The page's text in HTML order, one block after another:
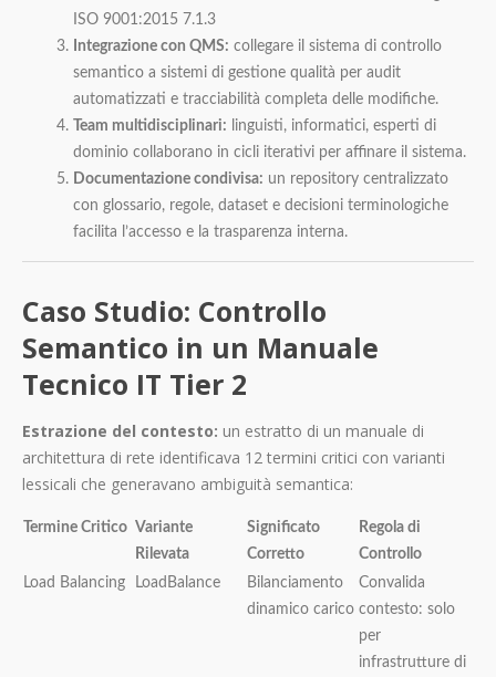
ISO 9001:2015 7.1.3
Integrazione con QMS: collegare il sistema di controllo
semantico a sistemi di gestione qualità per audit
automatizzati e tracciabilità completa delle modifiche.
Team multidisciplinari: linguisti, informatici, esperti di
dominio collaborano in cicli iterativi per affinare il sistema.
Documentazione condivisa: un repository centralizzato
con glossario, regole, dataset e decisioni terminologiche
facilita l’accesso e la trasparenza interna.
Caso Studio: Controllo
Semantico in un Manuale
Tecnico IT Tier 2
Estrazione del contesto: un estratto di un manuale di
architettura di rete identificava 12 termini critici con varianti
lessicali che generavano ambiguità semantica:
Termine Critico Variante
Rilevata
Significato
Corretto
Regola di
Controllo
Load Balancing
LoadBalance
Bilanciamento
dinamico carico
Convalida
contesto: solo
per
infrastrutture di